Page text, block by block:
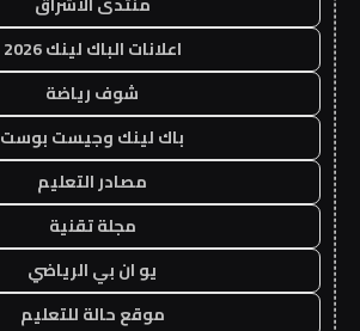
اعلانات الباك لينك 2026
شوف رياضة
باك لينك وجيست بوست
مصادر التعليم
مجلة تقنية
يو ان بي الرياضي
موقع حالة للتعليم